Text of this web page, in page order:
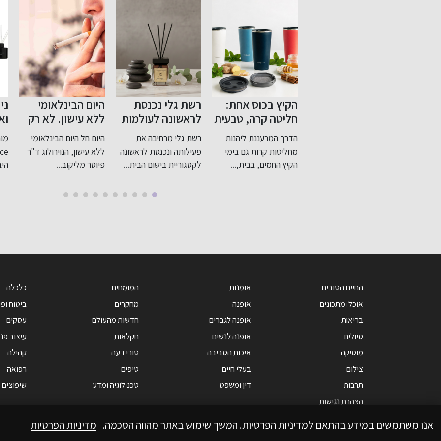
הקיץ בכוס אחת:
חליטה קרה, טבעית
ומרעננת לכל מקום
הדרך המרעננת ליהנות
מחליטות קרות גם בימי
הקיץ החמים, בבית,...
רשת גלי נכנסת
לראשונה לעולמות
בישום הבית:
משיקה את
ANTONIO VERO
קולקציית מבשמי
בסטנדרט בינלאומי
רשת גלי מרחיבה את
פעילותה ונכנסת לראשונה
לקטגוריית בישום הבית...
היום הבינלאומי
ללא עישון. לא רק
סרטן ריאות: המחיר
הנוירולוגי הכבד של
העישון
היום חל היום הבינלאומי
ללא עישון, הנוירולוג ד"ר
פיוטר מליקוב...
החיים הטובים
אוכל ומתכונים
בריאות
טיולים
מוסיקה
צילום
תרבות
הצהרת נגישות
אומנות
אופנה
אופנה לגברים
אופנה לנשים
איכות הסביבה
בעלי חיים
דין ומשפט
המומחים
מחקרים
חדשות מהעולם
חקלאות
טורי דעה
טיפים
טכנולוגיה ומדע
כלכלה
ביטוח
עסקים
עיצוב
קהילה
רפואה
שיפוצים
אנו משתמשים במידע בהתאם למדיניות הפרטיות. המשך שימוש באתר מהווה הסכמה. מדיניות הפרטיות